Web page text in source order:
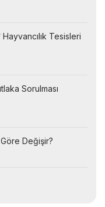
Tesisleri
Sorulması
Değişir?